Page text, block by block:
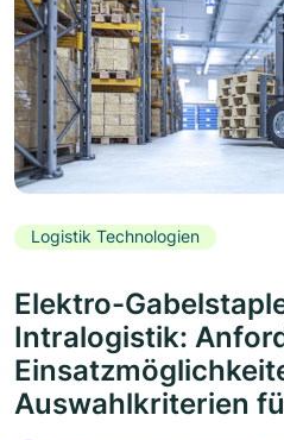
Logistik Technologien
Elektro-
Intralogistik:
Auswahlkriterien